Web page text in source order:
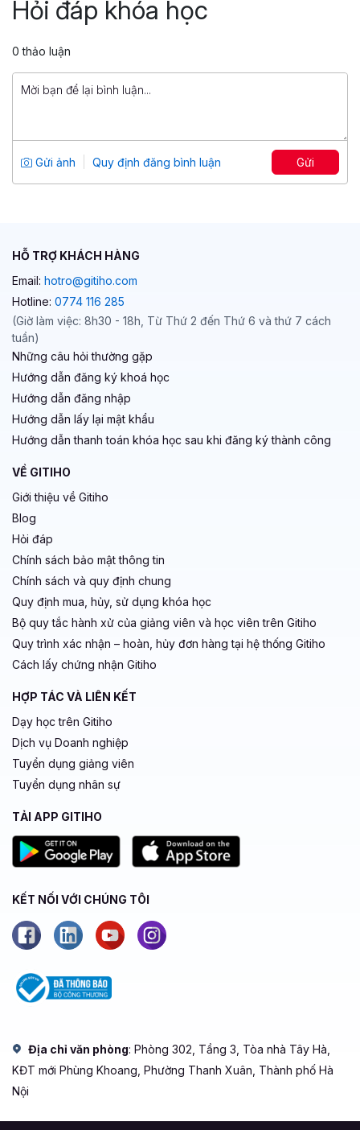
Tổng số 14 giờ
142 bài giảng
799,000 đ
Tổng số 12 giờ
91 bài giảng
4.86
25,042
Hỏi đáp khóa học
0 thảo luận
Gửi ảnh Quy định đăng bình luận Gửi
HỖ TRỢ KHÁCH HÀNG
Email: hotro@gitiho.com
Hotline: 0774 116 285
(Giờ làm việc: 8h30 - 18h, Từ Thứ 2 đến Thứ 6 và thứ 7 cách
tuần)
Những câu hỏi thường gặp
Hướng dẫn đăng ký khoá học
Hướng dẫn đăng nhập
Hướng dẫn lấy lại mật khẩu
Hướng dẫn thanh toán khóa học sau khi đăng ký thành công
VỀ GITIHO
Giới thiệu về Gitiho
Blog
Hỏi đáp
Chính sách bảo mật thông tin
Chính sách và quy định chung
Quy định mua, hủy, sử dụng khóa học
Bộ quy tắc hành xử của giảng viên và học viên trên Gitiho
Quy trình xác nhận – hoàn, hủy đơn hàng tại hệ thống Gitiho
Cách lấy chứng nhận Gitiho
HỢP TÁC VÀ LIÊN KẾT
Dạy học trên Gitiho
Dịch vụ Doanh nghiệp
Tuyển dụng giảng viên
Tuyển dụng nhân sự
TẢI APP GITIHO
KẾT NỐI VỚI CHÚNG TÔI
Địa chỉ văn phòng: Phòng 302, Tầng 3, Tòa nhà Tây Hà,
KĐT mới Phùng Khoang, Phường Thanh Xuân, Thành phố Hà
Nội